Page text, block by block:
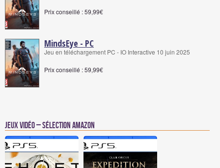
Prix conseillé : 59,99€
MindsEye - PC
Jeu en téléchargement PC - IO Interactive 10 juin 2025
Prix conseillé : 59,99€
Jeux vidéo – Sélection Amazon